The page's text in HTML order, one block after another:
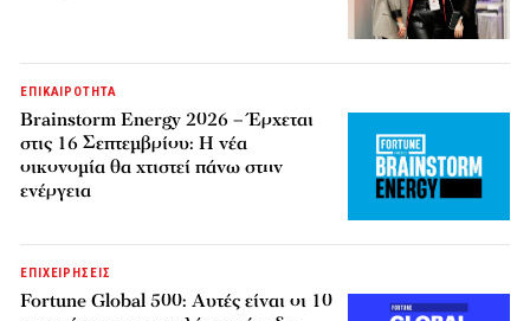
ΕΠΙΚΑΙΡΟΤΗΤΑ
Brainstorm Energy 2026 – Έρχεται
στις 16 Σεπτεμβρίου: Η νέα
οικονομία θα χτιστεί πάνω στην
ενέργεια
ΕΠΙΧΕΙΡΗΣΕΙΣ
Fortune Global 500: Αυτές είναι οι 10